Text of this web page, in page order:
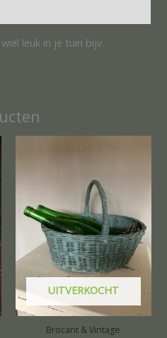
leuk in je tuin bijv.
UITVERKOCHT
Brocant & Vintage